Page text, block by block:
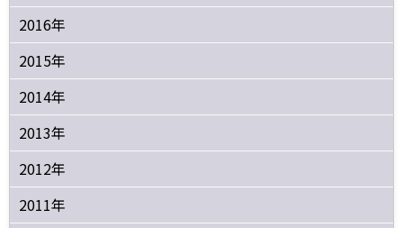
2016年
2015年
2014年
2013年
2012年
2011年